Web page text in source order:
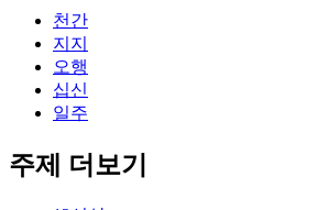
천간
지지
오행
십신
일주
주제 더보기